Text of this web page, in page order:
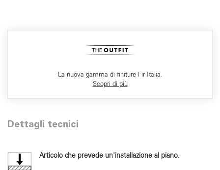
La nuova gamma di finiture Fir Italia.
Scopri di più
Dettagli tecnici
Articolo che prevede un'installazione al piano.